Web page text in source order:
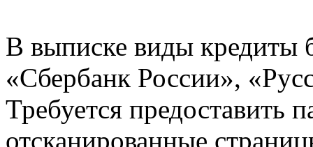
В выписке виды кредиты
«Сбербанк России»,
Требуется предоставить
отсканированные